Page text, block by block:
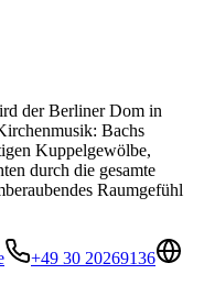
der Berliner Dom in
Bachs
Kuppelgewölbe,
durch die gesamte
Raumgefühl
+49 30 20269136